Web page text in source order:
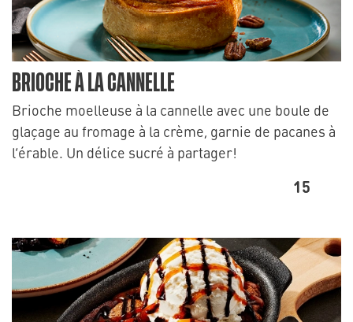
BRIOCHE À LA CANNELLE
Brioche moelleuse à la cannelle avec une boule de
glaçage au fromage à la crème, garnie de pacanes à
l’érable. Un délice sucré à partager!
15